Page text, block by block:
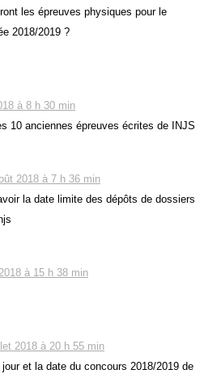
les épreuves physiques pour le
2018/2019 ?
à 8 h 30 min
10 anciennes épreuves écrites de INJS
2018 à 7 h 36 min
la date limite des dépôts de dossiers
à 15 h 38 min
2018 à 20 h 55 min
et la date du concours 2018/2019 de